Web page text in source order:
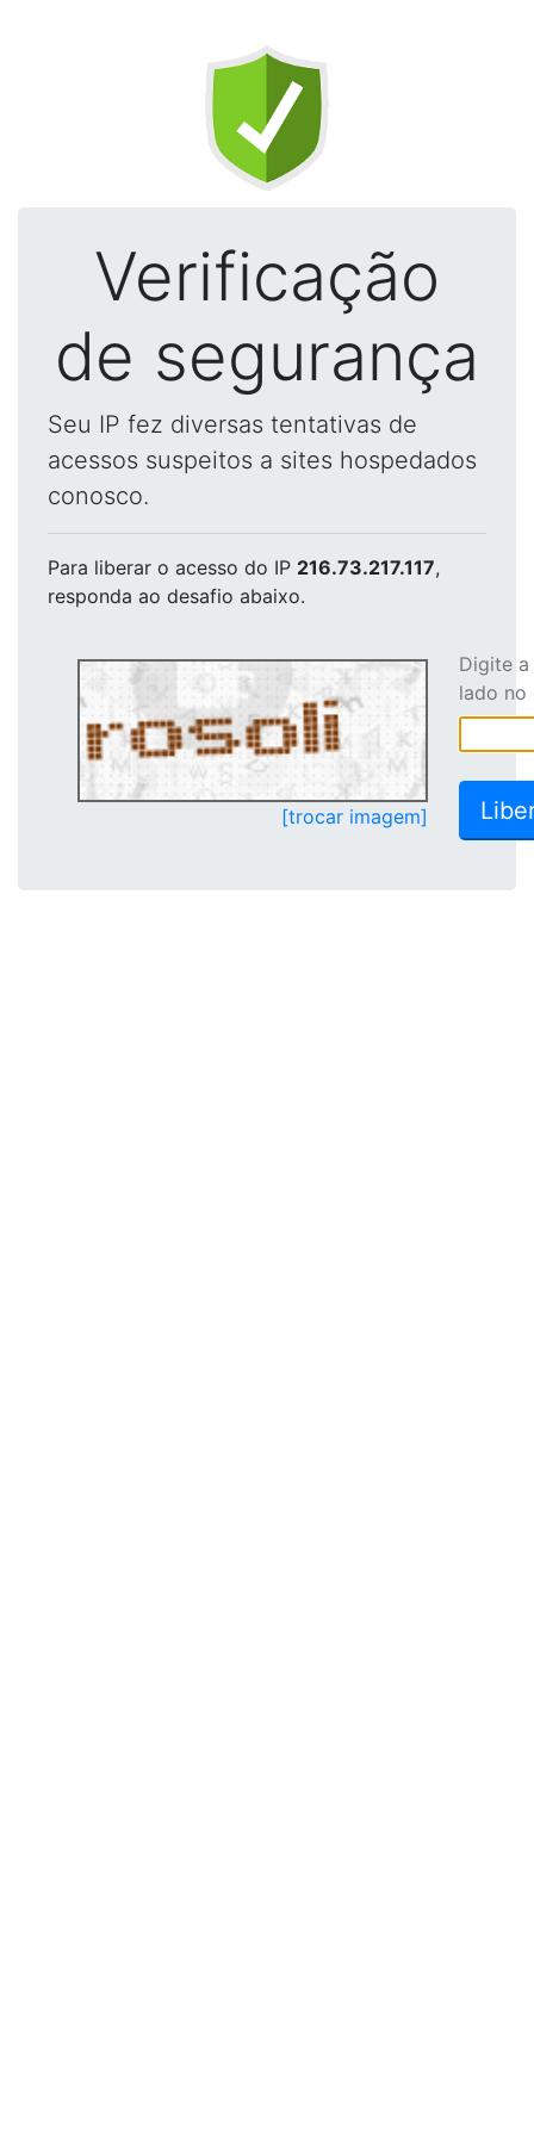
Verificação
de segurança
Seu IP fez diversas tentativas de
acessos suspeitos a sites hospedados
conosco.
Para liberar o acesso do IP 216.73.217.117,
responda ao desafio abaixo.
[trocar imagem]
Digite
lado no